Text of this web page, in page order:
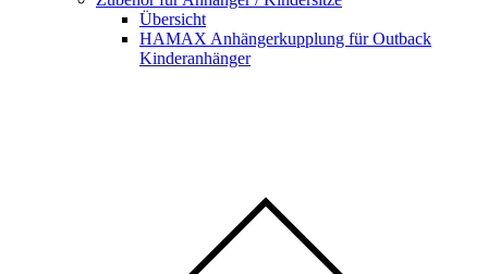
Übersicht
HAMAX Anhängerkupplung für Outback
Kinderanhänger